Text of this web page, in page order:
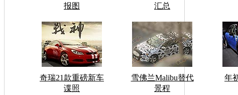
报图
汇总
奇瑞21款重磅新车
谍照
雪佛兰Malibu替代
景程
年